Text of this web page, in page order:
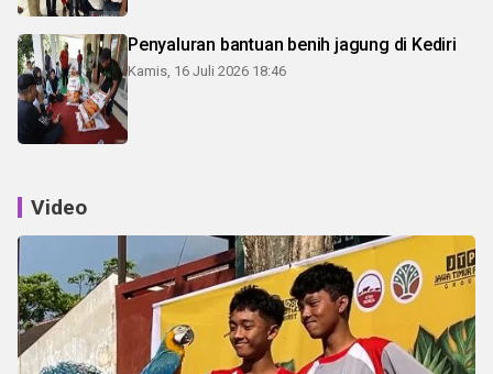
Penyaluran bantuan benih jagung di Kediri
Kamis, 16 Juli 2026 18:46
Video